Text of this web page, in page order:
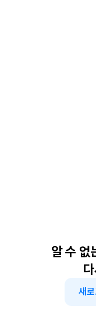
알 수 없
새